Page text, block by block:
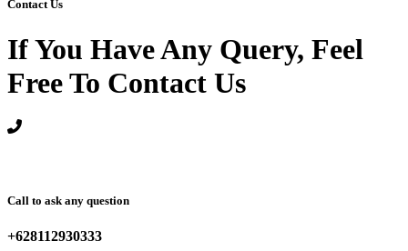
Contact Us
If You Have Any Query, Feel
Free To Contact Us
Call to ask any question
+628112930333